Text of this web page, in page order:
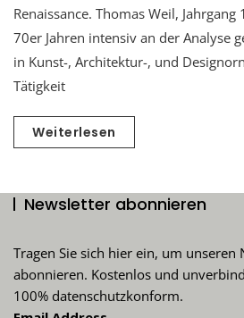
Renaissance. Thomas Weil,
70er Jahren intensiv an der Analyse
in Kunst-, Architektur-, und
Tätigkeit
Weiterlesen
Newsletter abonnieren
Tragen Sie sich hier ein, um unseren
abonnieren. Kostenlos und
100% datenschutzkonform.